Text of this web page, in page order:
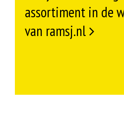
assortiment in de
van ramsj.nl